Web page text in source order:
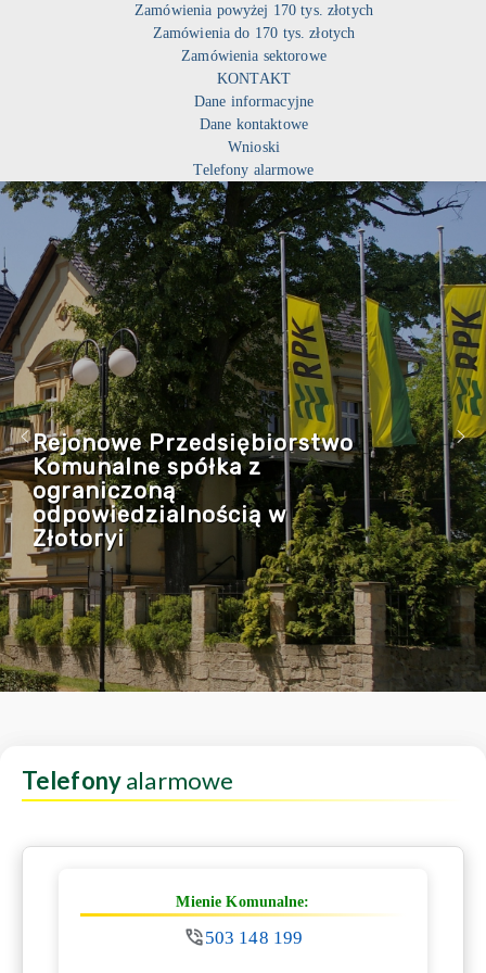
Zamówienia powyżej 170 tys. złotych
Zamówienia do 170 tys. złotych
Zamówienia sektorowe
KONTAKT
Dane informacyjne
Dane kontaktowe
Wnioski
Telefony alarmowe
Rejonowe Przedsiębiorstwo
Komunalne spółka z
ograniczoną
odpowiedzialnością w
Złotoryi
Telefonyalarmowe
Mienie Komunalne:
503 148 199